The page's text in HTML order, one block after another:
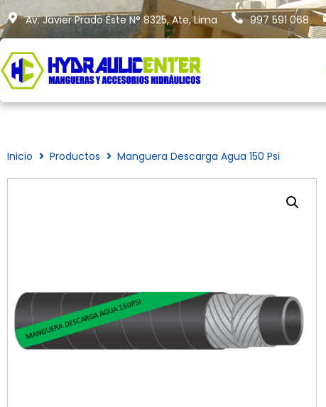
Av. Javier Prado Este N° 8325, Ate, Lima 997 591 068
Inicio Productos Manguera Descarga Agua 150 Psi